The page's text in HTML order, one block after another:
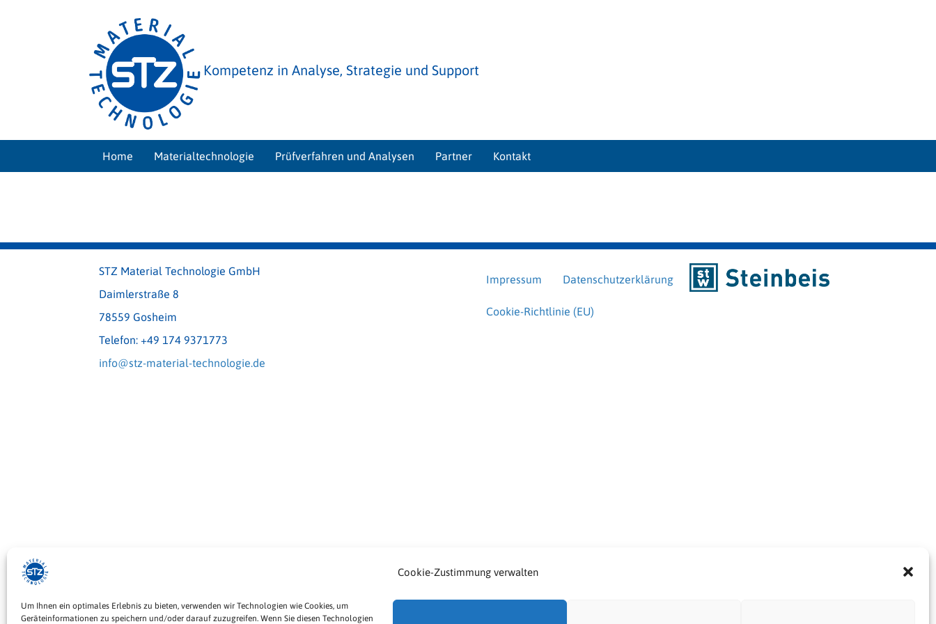
Cookie-Zustimmung verwalten
Um Ihnen ein optimales Erlebnis zu bieten, verwenden wir Technologien wie Cookies, um
Geräteinformationen zu speichern und/oder darauf zuzugreifen. Wenn Sie diesen Technologien
Kompetenz in Analyse, Strategie und Support
Home Materialtechnologie Prüfverfahren und Analysen Partner Kontakt
STZ Material Technologie GmbH
Daimlerstraße 8
78559 Gosheim
Telefon: +49 174 9371773
info@stz-material-technologie.de
Impressum Datenschutzerklärung
Cookie-Richtlinie (EU)